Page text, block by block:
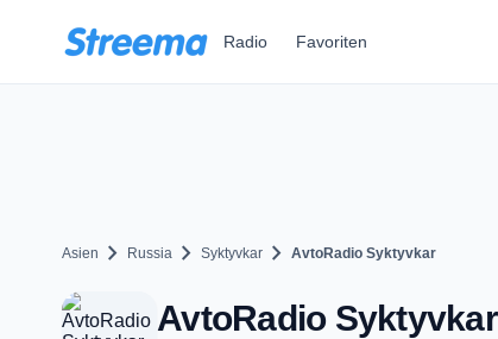
Radio Favoriten
Asien chevron_right Russia chevron_right Syktyvkar chevron_right AvtoRadio Syktyvkar
AvtoRadio